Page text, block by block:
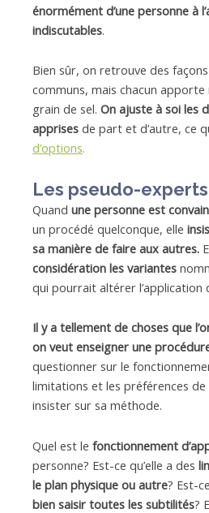
énormément d’une personne à
indiscutables.
Bien sûr, on retrouve des
communs, mais chacun
grain de sel. On ajuste à soi les
apprises de part et d’autre, ce
d’options.
Les pseudo-
Quand une personne est
un procédé quelconque, elle
sa manière de faire aux autres.
considération les variantes
qui pourrait altérer l’application
Il y a tellement de choses que
on veut enseigner une
questionner sur le
limitations et les préférences
insister sur sa méthode.
Quel est le fonctionnement
personne? Est-ce qu’elle a des
le plan physique ou autre? Est-
bien saisir toutes les subtilités?